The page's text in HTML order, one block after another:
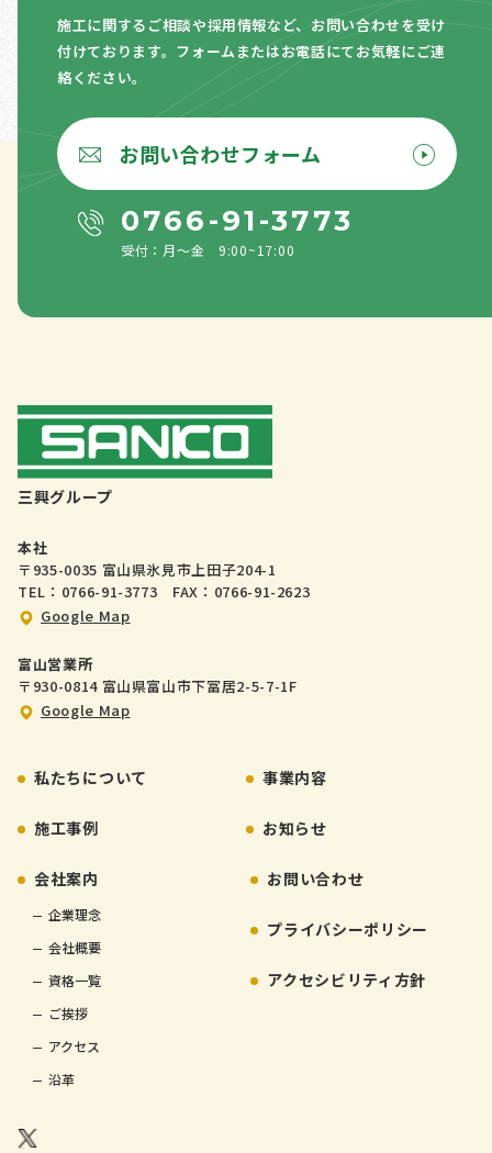
施工に関するご相談や採用情報など、お問い合わせを受け
付けております。 フォームまたはお電話にてお気軽にご連
絡ください。
お問い合わせフォーム
0766-91-3773
受付：月〜金 9:00~17:00
三興グループ
本社
〒935-0035 富山県氷見市上田子204-1
TEL：0766-91-3773 FAX：0766-91-2623
Google Map
富山営業所
〒930-0814 富山県富山市下冨居2-5-7-1F
Google Map
私たちについて 事業内容
施工事例 お知らせ
会社案内
企業理念
会社概要
資格一覧
ご挨拶
アクセス
沿革
お問い合わせ
プライバシーポリシー
アクセシビリティ方針